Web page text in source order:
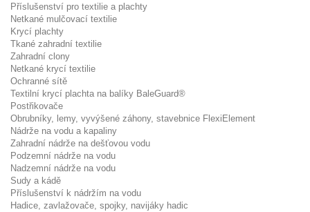
Příslušenství pro textilie a plachty
Netkané mulčovací textilie
Krycí plachty
Tkané zahradní textilie
Zahradní clony
Netkané krycí textilie
Ochranné sítě
Textilní krycí plachta na balíky BaleGuard®
Postřikovače
Obrubníky, lemy, vyvýšené záhony, stavebnice FlexiElement
Nádrže na vodu a kapaliny
Zahradní nádrže na dešťovou vodu
Podzemní nádrže na vodu
Nadzemní nádrže na vodu
Sudy a kádě
Příslušenství k nádržím na vodu
Hadice, zavlažovače, spojky, navijáky hadic